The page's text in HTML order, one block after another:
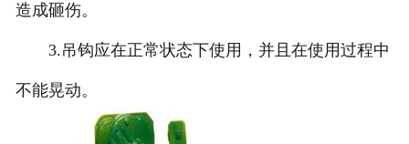
造成砸伤。
3.吊钩应在正常状态下使用，并且在使用过程中
不能晃动。